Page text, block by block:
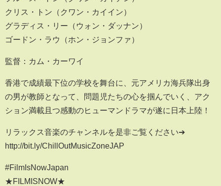
クリス・トン（クワン・カイイン）
グラディス・リー（ウォン・ダッナン）
ゴードン・ラウ（ホン・ジョンファ）
監督：カム・カーワイ
香港で成績最下位の学校を舞台に、元アメリカ海兵隊出身
の男が教師となって、問題児たちの心を掴んでいく、アク
ション満載且つ感動のヒューマンドラマが遂に日本上陸！
リラックス音楽のチャンネルを是非ご覧ください➔
http://bit.ly/ChillOutMusicZoneJAP
#FilmIsNowJapan
★FILMISNOW★